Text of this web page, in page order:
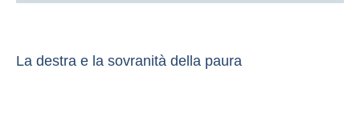
La destra e la sovranità della paura